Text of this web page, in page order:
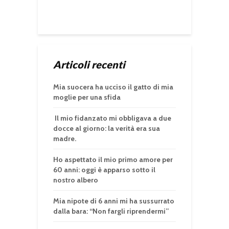
Articoli recenti
Mia suocera ha ucciso il gatto di mia
moglie per una sfida
Il mio fidanzato mi obbligava a due
docce al giorno: la verità era sua
madre.
Ho aspettato il mio primo amore per
60 anni: oggi è apparso sotto il
nostro albero
Mia nipote di 6 anni mi ha sussurrato
dalla bara: “Non fargli riprendermi”